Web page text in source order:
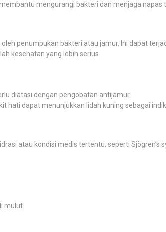
mengurangi bakteri dan menjaga napas
penumpukan bakteri atau jamur. Ini dapat
kesehatan yang lebih serius.
diatasi dengan pengobatan antijamur.
hati dapat menunjukkan lidah kuning sebagai
atau kondisi medis tertentu, seperti Sjögren’s
mulut.